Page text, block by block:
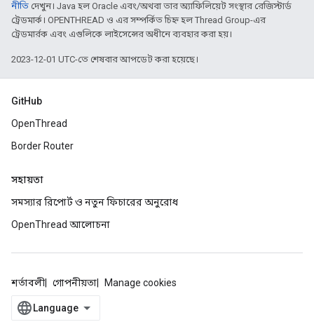
নীতি দেখুন। Java হল Oracle এবং/অথবা তার অ্যাফিলিয়েট সংস্থার রেজিস্টার্ড
ট্রেডমার্ক। OPENTHREAD ও এর সম্পর্কিত চিহ্ন হল Thread Group-এর
ট্রেডমার্রক এবং এগুলিকে লাইসেন্সের অধীনে ব্যবহার করা হয়।
2023-12-01 UTC-তে শেষবার আপডেট করা হয়েছে।
GitHub
OpenThread
Border Router
সহায়তা
সমস্যার রিপোর্ট ও নতুন ফিচারের অনুরোধ
OpenThread আলোচনা
শর্তাবলী গোপনীয়তা Manage cookies